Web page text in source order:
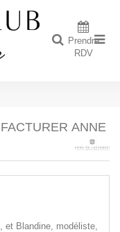
Prendre
RDV
ANNE
et Blandine, modéliste,